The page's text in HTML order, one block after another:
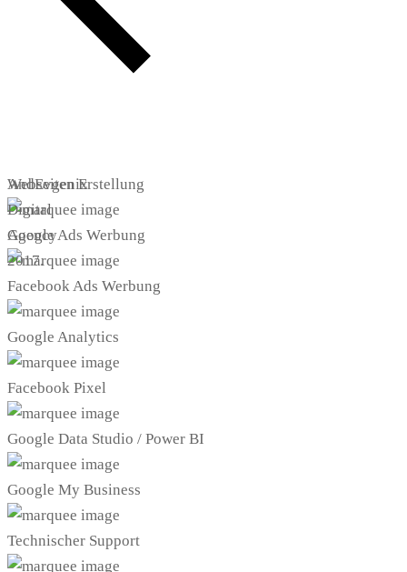
AndEvgenix
Digital
Agency
2017.
Webseiten Erstellung
Google Ads Werbung
Facebook Ads Werbung
Google Analytics
Facebook Pixel
Google Data Studio / Power BI
Google My Business
Technischer Support